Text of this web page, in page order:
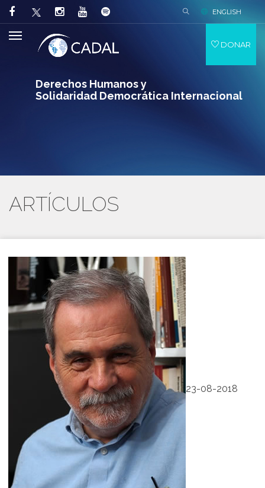
Derechos Humanos y
Solidaridad Democrática Internacional
ENGLISH
DONAR
ARTÍCULOS
23-08-2018